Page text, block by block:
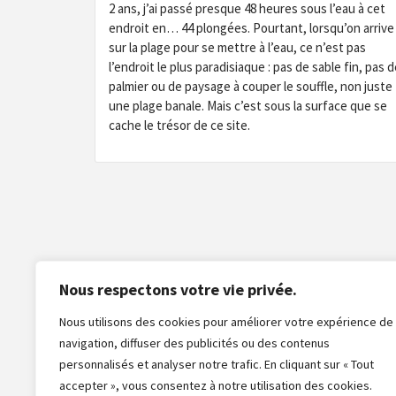
Nous respectons votre vie privée.
Nous utilisons des cookies pour améliorer votre expérience de
navigation, diffuser des publicités ou des contenus
personnalisés et analyser notre trafic. En cliquant sur « Tout
accepter », vous consentez à notre utilisation des cookies.
2 ans, j’ai passé presque 48 heures sous l’eau à cet
endroit en… 44 plongées. Pourtant, lorsqu’on arrive
sur la plage pour se mettre à l’eau, ce n’est pas
l’endroit le plus paradisiaque : pas de sable fin, pas
palmier ou de paysage à couper le souffle, non juste
une plage banale. Mais c’est sous la surface que se
cache le trésor de ce site.